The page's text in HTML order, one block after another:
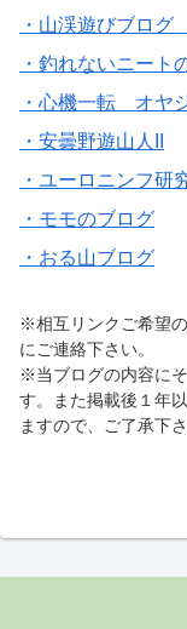
・山渓遊びブロ
・釣れないニート
・心機一転 オヤ
・安曇野遊山人II
・ユーロニンフ研
・モモのブログ
・おる山ブログ
※相互リンクご希望の
にご連絡下さい。
※当ブログの内容に
す。また掲載後１年
ますので、ご了承下さ